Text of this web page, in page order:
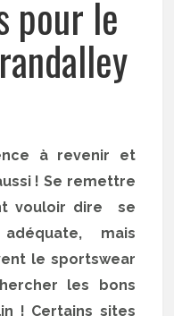
pour le
à revenir et
! Se remettre
vouloir dire se
mais
le sportswear
les bons
! Certains sites